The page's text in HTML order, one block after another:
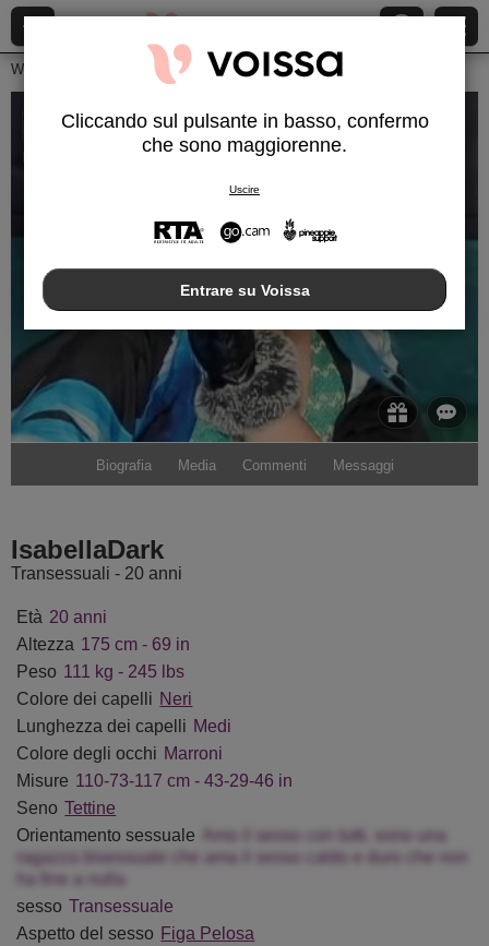
Webcam Live Transessuali Isabelladark
IsabellaDark
Disconnesso
Biografia Media Commenti Messaggi
IsabellaDark
Transessuali - 20 anni
Età 20 anni
Altezza 175 cm - 69 in
Peso 111 kg - 245 lbs
Colore dei capelli Neri
Lunghezza dei capelli Medi
Colore degli occhi Marroni
Misure 110-73-117 cm - 43-29-46 in
Seno Tettine
Orientamento sessuale
Amo il sesso con tutti, sono una
ragazza bisessuale che ama il sesso caldo e duro che non
ha fine a nulla
sesso Transessuale
Aspetto del sesso Figa Pelosa
Cliccando sul pulsante in basso, confermo
che sono maggiorenne.
Uscire
Entrare su Voissa